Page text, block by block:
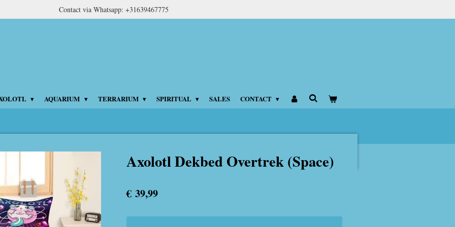
Contact via Whatsapp: +31639467775
AQUARIUM TERRARIUM SPIRITUAL SALES CONTACT
Axolotl Dekbed Overtrek (Space)
€ 39,99